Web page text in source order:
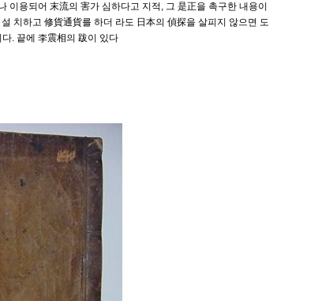
용되어 末流의 害가 심하다고 지적, 그 是正을 촉구한 내용이
치하고 修貨通貨를 하더 라도 日本의 偵探을 살피지 않으면 도
. 끝에 李震相의 跋이 있다